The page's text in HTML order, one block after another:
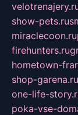
show-pets.ru
miraclecoon.ru
firehunters.ru
hometown-
shop-garena.ru
one-life-
poka-vse-